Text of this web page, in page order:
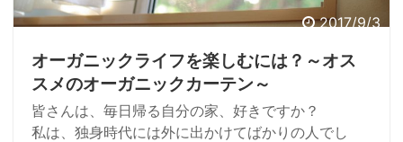
2017/9/3
オーガニックライフを楽しむには？～オス
スメのオーガニックカーテン～
皆さんは、毎日帰る自分の家、好きですか？
私は、独身時代には外に出かけてばかりの人でし